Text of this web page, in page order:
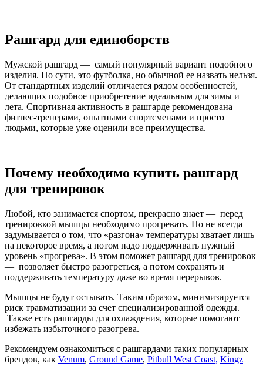
Рашгард для единоборств
Мужской рашгард — самый популярный вариант подобного
изделия. По сути, это футболка, но обычной ее назвать нельзя.
От стандартных изделий отличается рядом особенностей,
делающих подобное приобретение идеальным для зимы и
лета. Спортивная активность в рашгарде рекомендована
фитнес-тренерами, опытными спортсменами и просто
людьми, которые уже оценили все преимущества.
Почему необходимо купить рашгард
для тренировок
Любой, кто занимается спортом, прекрасно знает — перед
тренировкой мышцы необходимо прогревать. Но не всегда
задумывается о том, что «разгона» температуры хватает лишь
на некоторое время, а потом надо поддерживать нужный
уровень «прогрева». В этом поможет рашгард для тренировок
— позволяет быстро разогреться, а потом сохранять и
поддерживать температуру даже во время перерывов.
Мышцы не будут остывать. Таким образом, минимизируется
риск травматизации за счет специализированной одежды.
Также есть рашгарды для охлаждения, которые помогают
избежать избыточного разогрева.
Рекомендуем ознакомиться с рашгардами таких популярных
брендов, как Venum, Ground Game, Pitbull West Coast, Kingz